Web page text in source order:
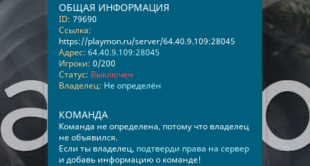
ОБЩАЯ ИНФОРМАЦИЯ
ID: 79690
Ссылка:
https://playmon.ru/server/64.40.9.109:28045
Адрес: 64.40.9.109:28045
Игроки: 0/200
Статус: Выключен
Владелец: Не определён
КОМАНДА
Команда не определена, потому что владелец
не объявился.
Если ты владелец, подтверди права на сервер
и добавь информацию о команде!